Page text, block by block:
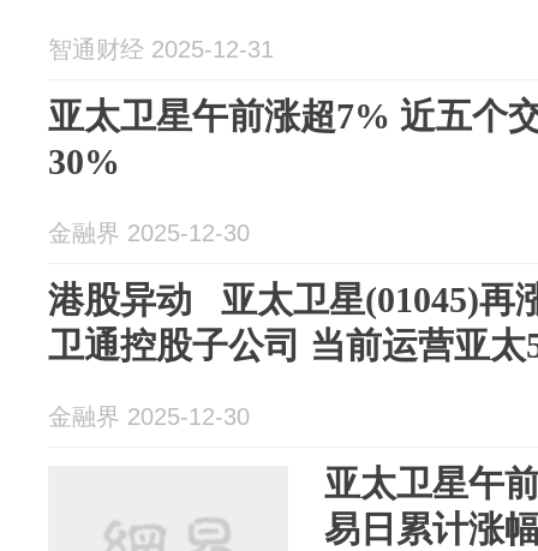
智通财经 2025-12-31
亚太卫星午前涨超7% 近五个
30%
金融界 2025-12-30
港股异动 亚太卫星(01045)再
卫通控股子公司 当前运营亚太
金融界 2025-12-30
亚太卫星午
易日累计涨